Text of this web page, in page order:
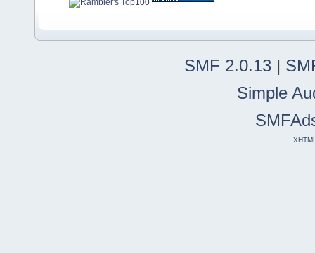
SMF 2.0.13 |
Simple